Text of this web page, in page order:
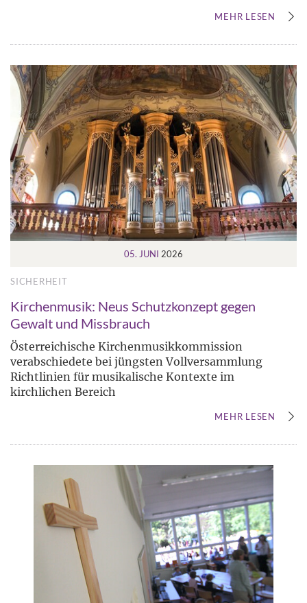
MEHR LESEN
05. JUNI 2026
SICHERHEIT
Kirchenmusik: Neus Schutzkonzept gegen
Gewalt und Missbrauch
Österreichische Kirchenmusikkommission
verabschiedete bei jüngsten Vollversammlung
Richtlinien für musikalische Kontexte im
kirchlichen Bereich
MEHR LESEN